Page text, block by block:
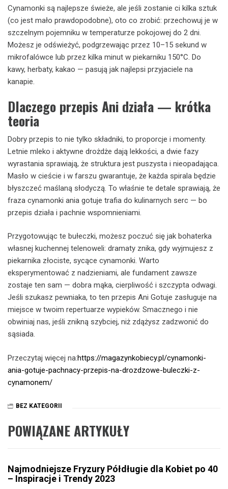
Cynamonki są najlepsze świeże, ale jeśli zostanie ci kilka sztuk
(co jest mało prawdopodobne), oto co zrobić: przechowuj je w
szczelnym pojemniku w temperaturze pokojowej do 2 dni.
Możesz je odświeżyć, podgrzewając przez 10–15 sekund w
mikrofalówce lub przez kilka minut w piekarniku 150°C. Do
kawy, herbaty, kakao — pasują jak najlepsi przyjaciele na
kanapie.
Dlaczego przepis Ani działa — krótka
teoria
Dobry przepis to nie tylko składniki, to proporcje i momenty.
Letnie mleko i aktywne drożdże dają lekkości, a dwie fazy
wyrastania sprawiają, że struktura jest puszysta i nieopadająca.
Masło w cieście i w farszu gwarantuje, że każda spirala będzie
błyszczeć maślaną słodyczą. To właśnie te detale sprawiają, że
fraza cynamonki ania gotuje trafia do kulinarnych serc — bo
przepis działa i pachnie wspomnieniami.
Przygotowując te bułeczki, możesz poczuć się jak bohaterka
własnej kuchennej telenoweli: dramaty znika, gdy wyjmujesz z
piekarnika złociste, sycące cynamonki. Warto
eksperymentować z nadzieniami, ale fundament zawsze
zostaje ten sam — dobra mąka, cierpliwość i szczypta odwagi.
Jeśli szukasz pewniaka, to ten przepis Ani Gotuje zasługuje na
miejsce w twoim repertuarze wypieków. Smacznego i nie
obwiniaj nas, jeśli znikną szybciej, niż zdążysz zadzwonić do
sąsiada.
Przeczytaj więcej na:https://magazynkobiecy.pl/cynamonki-
ania-gotuje-pachnacy-przepis-na-drozdzowe-buleczki-z-
cynamonem/
BEZ KATEGORII
POWIĄZANE ARTYKUŁY
Najmodniejsze Fryzury Półdługie dla Kobiet po 40
– Inspiracje i Trendy 2023